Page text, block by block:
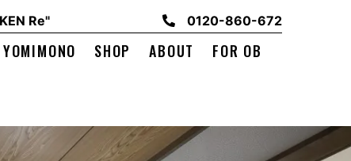
Re" 0120-860-672
YOMIMONO SHOP ABOUT FOR OB